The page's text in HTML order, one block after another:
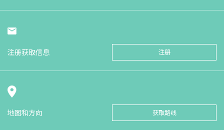
注册获取信息 注册
地图和方向 获取路线